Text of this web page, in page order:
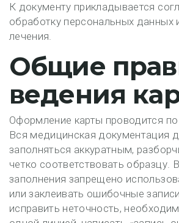
К документу прикладывается
обработку персональных данных
лечения.
Общие
ведения
Оформление карты проводится
Вся медицинская документация
заполняться аккуратным,
четко соответствовать образцу.
заполнения запрещено
или заклеивать ошибочные
исправить неточность,